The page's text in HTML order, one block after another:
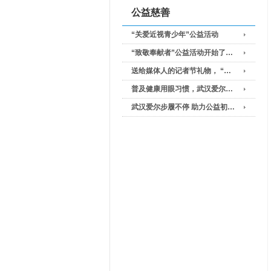
公益慈善
“关爱近视青少年”公益活动
“致敬奉献者”公益活动开始了…
送给媒体人的记者节礼物， “…
普及健康用眼习惯，武汉爱尔…
武汉爱尔步履不停 助力公益初…